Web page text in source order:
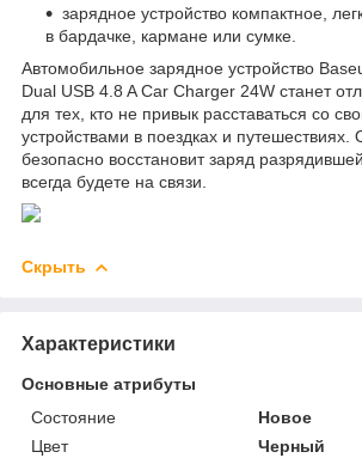
зарядное устройство компактное,
в бардачке, кармане или сумке.
Автомобильное зарядное устройство
Dual USB 4.8 A Car Charger 24W станет
для тех, кто не привык расставаться со
устройствами в поездках и путешествиях.
безопасно восстановит заряд
всегда будете на связи.
Скрыть
Характеристики
Основные атрибуты
Состояние
Новое
Цвет
Черный